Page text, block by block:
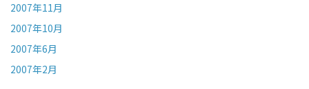
2007年11月
2007年10月
2007年6月
2007年2月